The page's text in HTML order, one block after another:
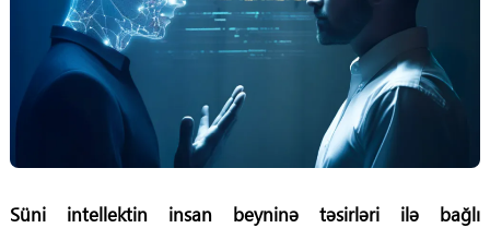
Süni intellektin insan beyninə təsirləri ilə bağlı